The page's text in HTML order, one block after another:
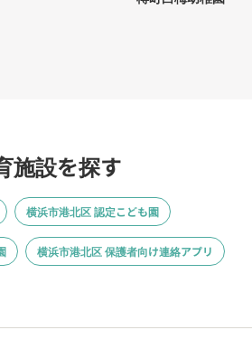
施設を探す
横浜市港北区 認定こども園
横浜市港北区 保護者向け連絡アプリ